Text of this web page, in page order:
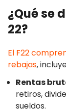
¿Qué se
22?
El F22
rebajas,
Rentas
retiros,
sueldos.